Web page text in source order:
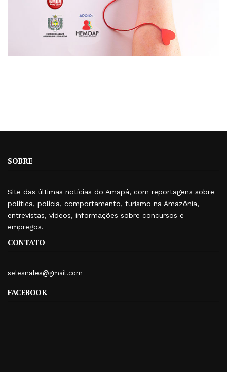
SOBRE
Site das últimas notícias do Amapá, com reportagens sobre
política, polícia, comportamento, turismo na Amazônia,
entrevistas, vídeos, informações sobre concursos e
empregos.
CONTATO
selesnafes@gmail.com
FACEBOOK